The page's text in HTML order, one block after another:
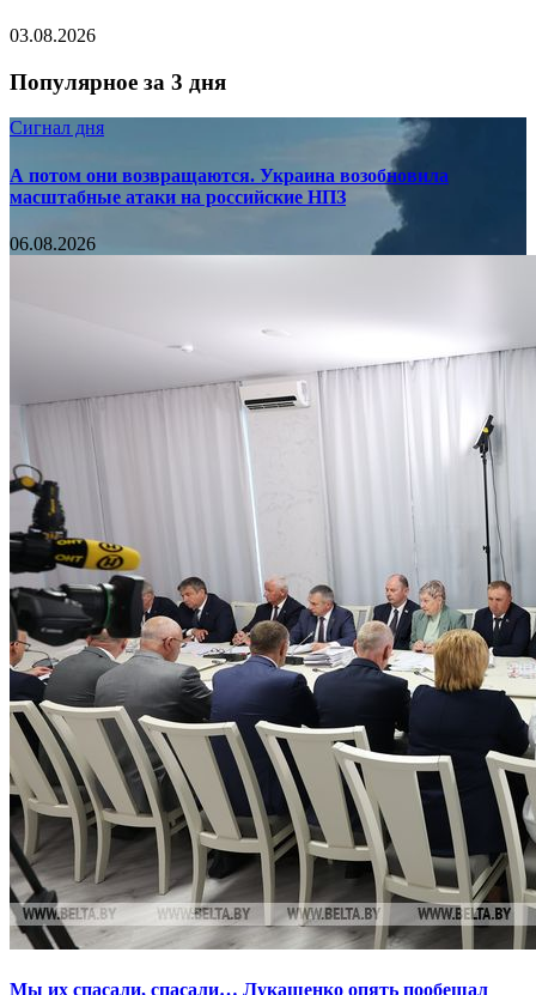
03.08.2026
Популярное за 3 дня
Сигнал дня
А потом они возвращаются. Украина возобновила
масштабные атаки на российские НПЗ
06.08.2026
Мы их спасали, спасали… Лукашенко опять пообещал